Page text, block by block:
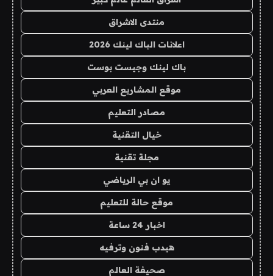
منتدى الاشراق
اعلانات الباك لينك 2026
باك لينك وجيست بوست
موقع المشاريع العربي
مصادر التعليم
خيال التقنية
مجلة تقنية
يو ان بي الرياضي
موقع حالة للتعليم
اخبار 24 ساعة
هيدب فنون وترفيه
صحيفة العالم